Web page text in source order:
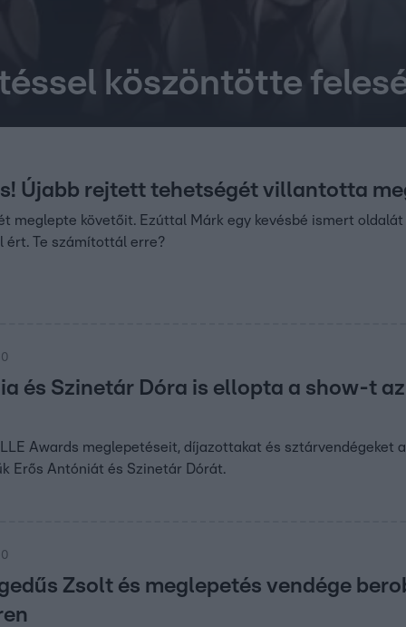
köszöntötte
Újabb rejtett tehetségét villantotta
meglepte követőit. Ezúttal Márk egy kevésbé ismert
ért. Te számítottál erre?
és Szinetár Dóra is ellopta a show-t az
Awards meglepetéseit, díjazottakat és sztárvendégeket
Erős Antóniát és Szinetár Dórát.
Zsolt és meglepetés vendége